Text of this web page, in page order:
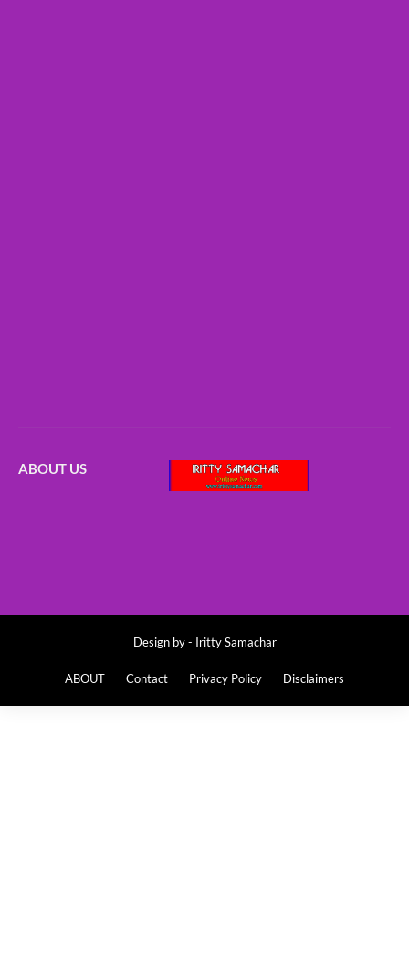
ABOUT US
Design by - Iritty Samachar
ABOUT Contact Privacy Policy Disclaimers